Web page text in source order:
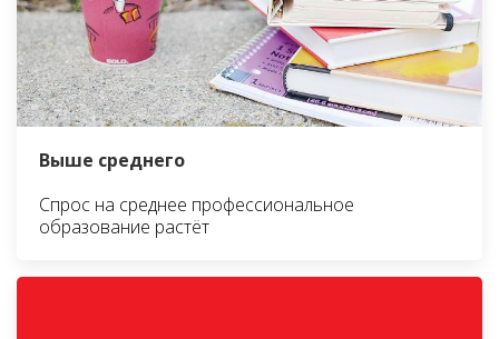
Выше среднего
Спрос на среднее профессиональное
образование растёт